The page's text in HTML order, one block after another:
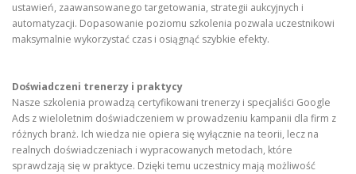
ustawień, zaawansowanego targetowania, strategii aukcyjnych i
automatyzacji. Dopasowanie poziomu szkolenia pozwala uczestnikowi
maksymalnie wykorzystać czas i osiągnąć szybkie efekty.
Doświadczeni trenerzy i praktycy
Nasze szkolenia prowadzą certyfikowani trenerzy i specjaliści Google
Ads z wieloletnim doświadczeniem w prowadzeniu kampanii dla firm z
różnych branż. Ich wiedza nie opiera się wyłącznie na teorii, lecz na
realnych doświadczeniach i wypracowanych metodach, które
sprawdzają się w praktyce. Dzięki temu uczestnicy mają możliwość